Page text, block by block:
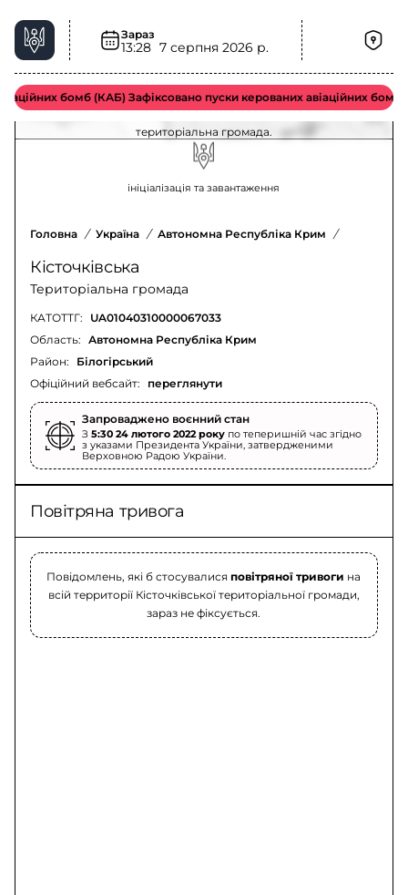
Зараз
13:28 7 серпня 2026 р.
бомб (КАБ) Зафіксовано пуски керованих авіаційних бомб
Повітряна тривога у Кісточківська
територіальна громада – актуальна ситуація
Оновлення щодо повітряної тривоги у Кісточківська
територіальна громада.
ініціалізація та завантаження
Головна / Україна / Автономна Республіка Крим /
Кісточківська
Територіальна громада
КАТОТТГ: UA01040310000067033
Офіційний вебсайт: переглянути
Область: Автономна Республіка Крим
Район:
Білогірський
Запроваджено воєнний стан
З 5:30 24 лютого 2022 року по теперишній час згідно
з указами Президента України, затвердженими
Верховною Радою України.
Повітряна тривога
Повідомлень, які б стосувалисяповітряної тривоги на
всій территорії Кісточківської територіальної громади,
зараз не фіксується.